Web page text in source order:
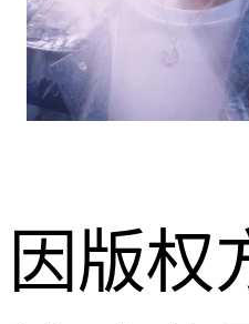
因版权